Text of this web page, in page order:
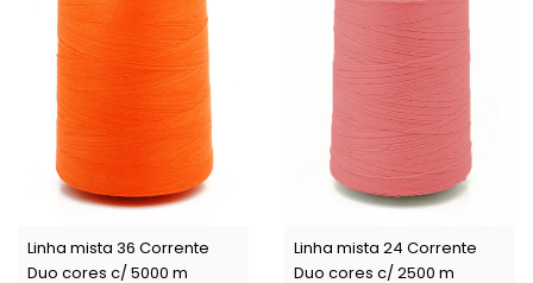
Linha mista 36 Corrente
Duo cores c/ 5000 m
Linha mista 24 Corrente
Duo cores c/ 2500 m